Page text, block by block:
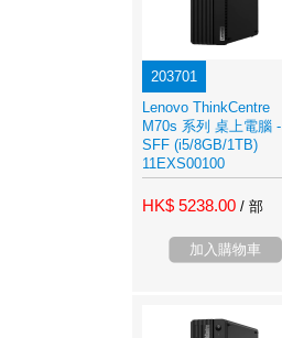
203701
Lenovo ThinkCentre
M70s 系列 桌上電腦 -
SFF (i5/8GB/1TB)
11EXS00100
HK$ 5238.00 / 部
加入購物車